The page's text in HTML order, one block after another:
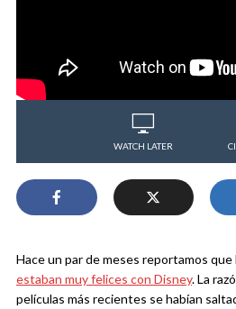
WATCH LATER
Hace un par de meses reportamos que
estaban muy felices con Disney. La
películas más recientes se habían